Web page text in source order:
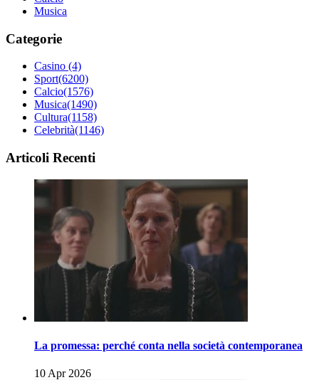
Musica
Categorie
Casino (4)
Sport(6200)
Calcio(1576)
Musica(1490)
Cultura(1158)
Celebrità(1146)
Articoli Recenti
La promessa: perché conta nella società contemporanea
10 Apr 2026